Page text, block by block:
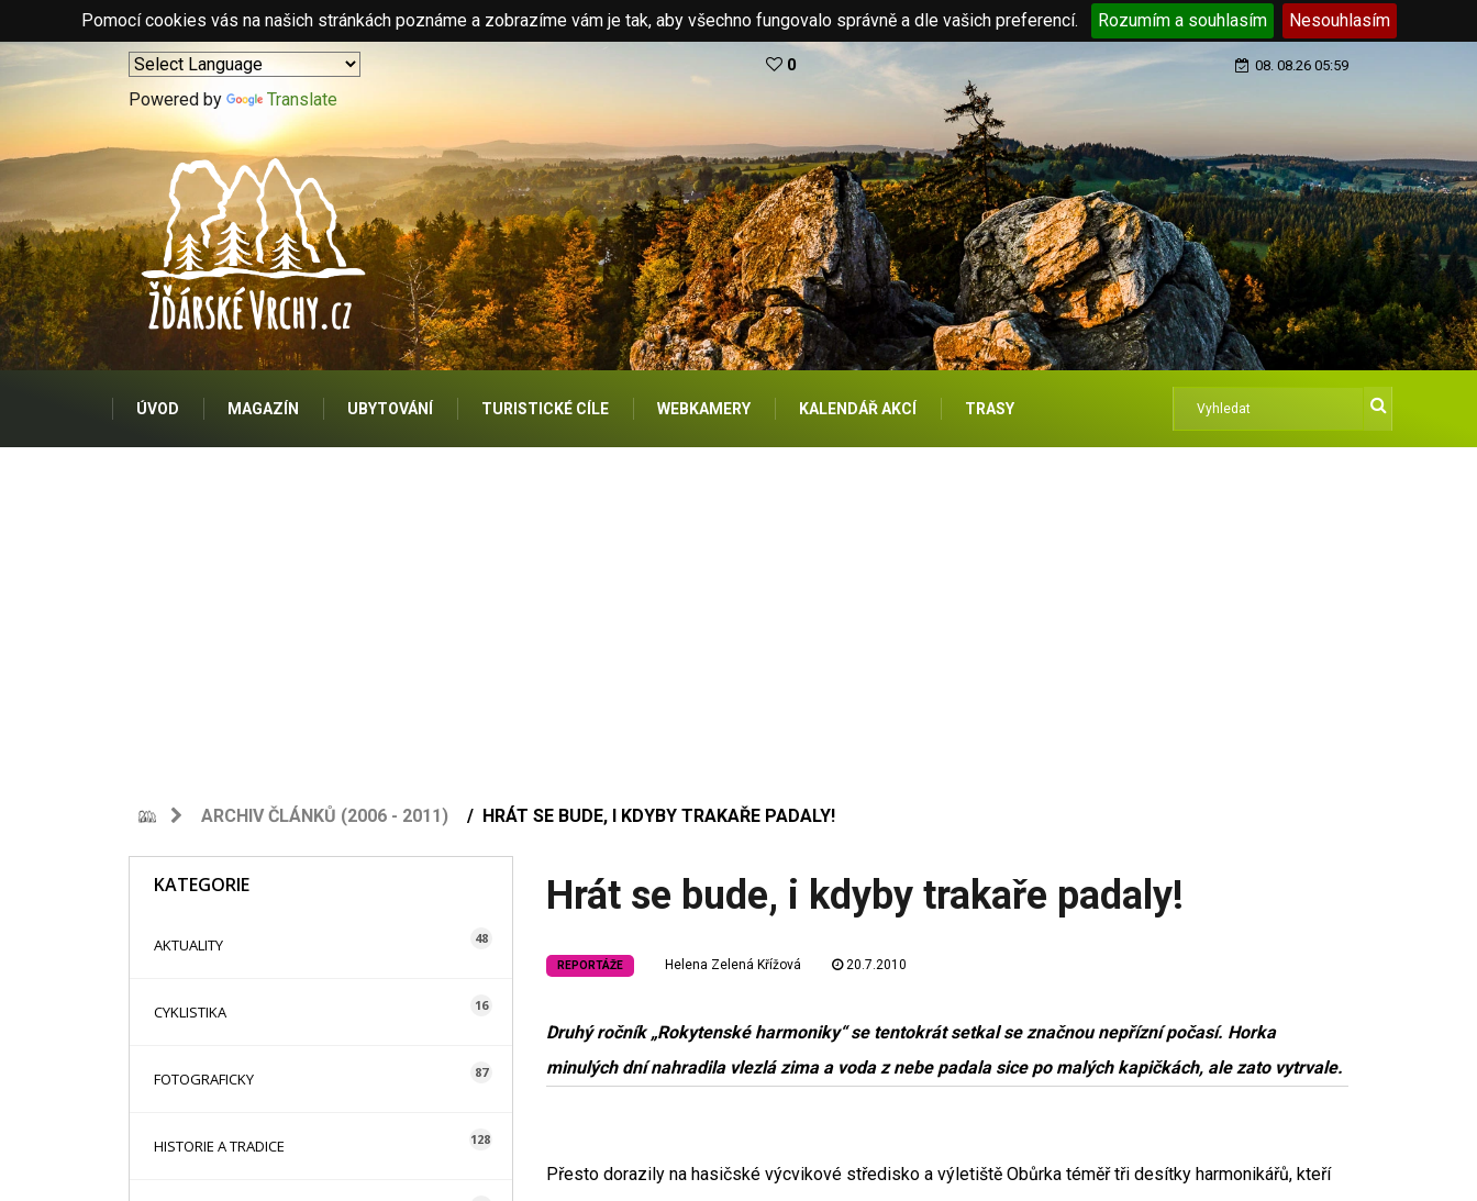
Pomocí cookies vás na našich stránkách poznáme a zobrazíme vám je tak, aby všechno fungovalo správně a dle vašich preferencí. Rozumím a souhlasím Nesouhlasím
Powered by Translate
0 08. 08.26 05:59
ÚVOD MAGAZÍN UBYTOVÁNÍ TURISTICKÉ CÍLE WEBKAMERY KALENDÁŘ AKCÍ TRASY
ARCHIV ČLÁNKŮ (2006 - 2011) HRÁT SE BUDE, I KDYBY TRAKAŘE PADALY!
KATEGORIE
AKTUALITY 48
CYKLISTIKA 16
FOTOGRAFICKY 87
HISTORIE A TRADICE 128
Hrát se bude, i kdyby trakaře padaly!
REPORTÁŽE Helena Zelená Křížová 20.7.2010
Druhý ročník „Rokytenské harmoniky“ se tentokrát setkal se značnou nepřízní počasí. Horka
minulých dní nahradila vlezlá zima a voda z nebe padala sice po malých kapičkách, ale zato vytrvale.
Přesto dorazily na hasičské výcvikové středisko a výletiště Obůrka téměř tři desítky harmonikářů, kteří